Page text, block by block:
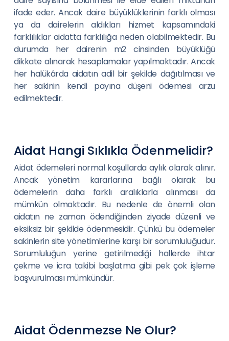
ifade eder. Ancak daire büyüklüklerinin farklı olması
ya da dairelerin aldıkları hizmet kapsamındaki
farklılıklar aidatta farklılığa neden olabilmektedir. Bu
durumda her dairenin m2 cinsinden büyüklüğü
dikkate alınarak hesaplamalar yapılmaktadır. Ancak
her halükârda aidatın adil bir şekilde dağıtılması ve
her sakinin kendi payına düşeni ödemesi arzu
edilmektedir.
Aidat Hangi Sıklıkla Ödenmelidir?
Aidat ödemeleri normal koşullarda aylık olarak alınır.
Ancak yönetim kararlarına bağlı olarak bu
ödemelerin daha farklı aralıklarla alınması da
mümkün olmaktadır. Bu nedenle de önemli olan
aidatın ne zaman ödendiğinden ziyade düzenli ve
eksiksiz bir şekilde ödenmesidir. Çünkü bu ödemeler
sakinlerin site yönetimlerine karşı bir sorumluluğudur.
Sorumluluğun yerine getirilmediği hallerde ihtar
çekme ve icra takibi başlatma gibi pek çok işleme
başvurulması mümkündür.
Aidat Ödenmezse Ne Olur?